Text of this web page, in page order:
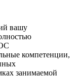
вашу
компетенции,
занимаемой